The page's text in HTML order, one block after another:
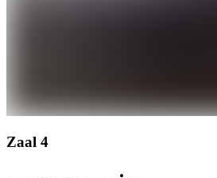
Zaal 4